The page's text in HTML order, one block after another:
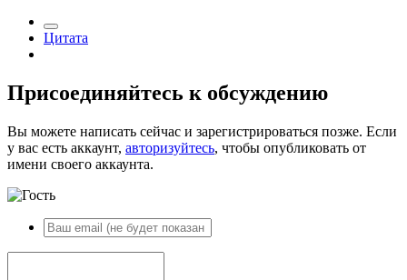
Цитата
Присоединяйтесь к обсуждению
Вы можете написать сейчас и зарегистрироваться позже. Если
у вас есть аккаунт, авторизуйтесь, чтобы опубликовать от
имени своего аккаунта.